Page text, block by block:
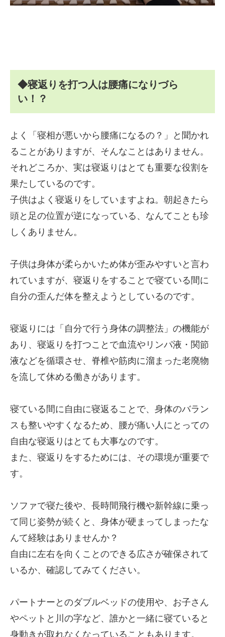
◆寝返りを打つ人は腰痛になりづら
い！？
よく「寝相が悪いから腰痛になるの？」と聞かれ
ることがありますが、そんなことはありません。
それどころか、実は寝返りはとても重要な役割を
果たしているのです。
子供はよく寝返りをしていますよね。朝起きたら
頭と足の位置が逆になっている、なんてことも珍
しくありません。
子供は身体が柔らかいため体が歪みやすいと言わ
れていますが、寝返りをすることで寝ている間に
自分の歪んだ体を整えようとしているのです。
寝返りには「自分で行う身体の調整法」の機能が
あり、寝返りを打つことで血流やリンパ液・関節
液などを循環させ、脊椎や筋肉に溜まった老廃物
を流して休める働きがあります。
寝ている間に自由に寝返ることで、身体のバラン
スも整いやすくなるため、腰が痛い人にとっての
自由な寝返りはとても大事なのです。
また、寝返りをするためには、その環境が重要で
す。
ソファで寝た後や、長時間飛行機や新幹線に乗っ
て同じ姿勢が続くと、身体が硬まってしまったな
んて経験はありませんか？
自由に左右を向くことのできる広さが確保されて
いるか、確認してみてください。
パートナーとのダブルベッドの使用や、お子さん
やペットと川の字など、誰かと一緒に寝ていると
身動きが取れなくなっていることもあります。